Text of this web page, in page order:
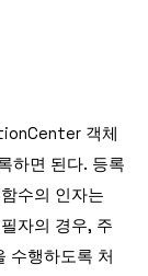
객체
하면 된다. 등록
수의 인자는
자의 경우, 주
수행하도록 처